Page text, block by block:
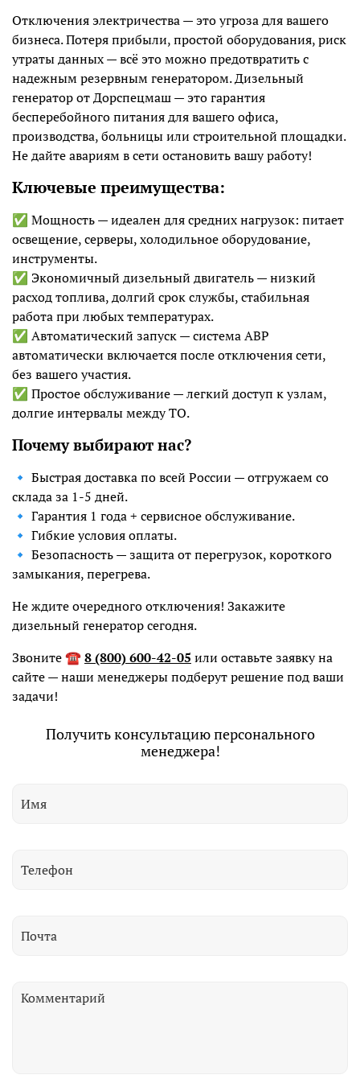
Отключения электричества — это угроза для вашего
бизнеса. Потеря прибыли, простой оборудования, риск
утраты данных — всё это можно предотвратить с
надежным резервным генератором. Дизельный
генератор от Дорспецмаш — это гарантия
бесперебойного питания для вашего офиса,
производства, больницы или строительной площадки.
Не дайте авариям в сети остановить вашу работу!
Ключевые преимущества:
✅ Мощность — идеален для средних нагрузок: питает
освещение, серверы, холодильное оборудование,
инструменты.
✅ Экономичный дизельный двигатель — низкий
расход топлива, долгий срок службы, стабильная
работа при любых температурах.
✅ Автоматический запуск — система АВР
автоматически включается после отключения сети,
без вашего участия.
✅ Простое обслуживание — легкий доступ к узлам,
долгие интервалы между ТО.
Почему выбирают нас?
🔹 Быстрая доставка по всей России — отгружаем со
склада за 1-5 дней.
🔹 Гарантия 1 года + сервисное обслуживание.
🔹 Гибкие условия оплаты.
🔹 Безопасность — защита от перегрузок, короткого
замыкания, перегрева.
Не ждите очередного отключения! Закажите
дизельный генератор сегодня.
Звоните☎️8 (800) 600-42-05 или оставьте заявку на
сайте — наши менеджеры подберут решение под ваши
задачи!
Получить консультацию персонального
менеджера!